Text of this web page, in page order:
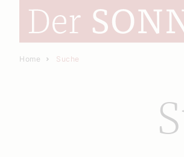
Home Suche